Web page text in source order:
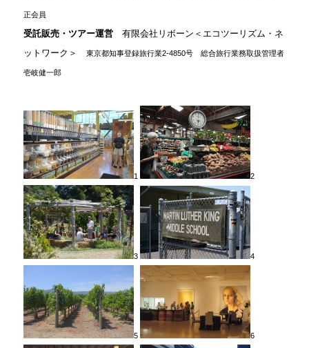
正会員
受託販売・ツアー運営
有限会社リボーン＜エコツーリズム・ネ
ットワーク＞
東京都知事登録旅行業2-4850号 総合旅行業務取扱管理者
壱岐健一郎
1 2
3 4
5 6